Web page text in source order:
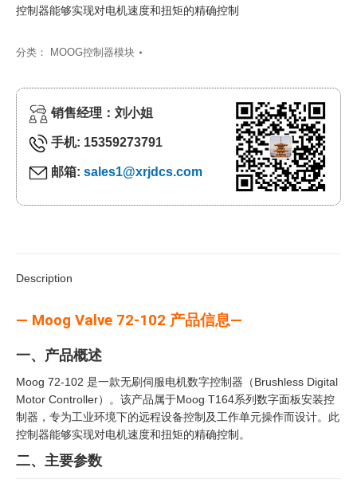
控制器能够实现对电机速度和扭矩的精确控制
分类： MOOG控制器模块
销售经理：刘小姐
手机: 15359273791
邮箱: sales1@xrjdcs.com
Description
— Moog Valve 72-102 产品信息—
一、产品概述
Moog 72-102 是一款无刷伺服电机数字控制器（Brushless Digital
Motor Controller）。该产品属于Moog T164系列数字面板安装控
制器，专为工业环境下的远程设备控制及工作单元操作而设计。此
控制器能够实现对电机速度和扭矩的精确控制。
二、主要参数